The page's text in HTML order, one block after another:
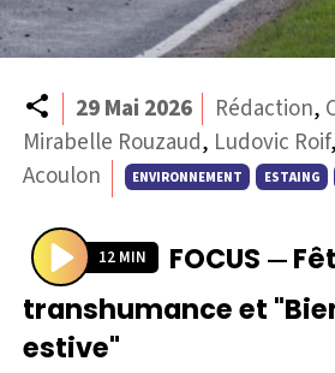
Partager
29 Mai 2026 Rédaction,
Mirabelle Rouzaud, Ludovic Roif
Acoulon
ENVIRONNEMENT ESTAING
P
l
a
12 MIN FOCUS —
transhumance et
estive"